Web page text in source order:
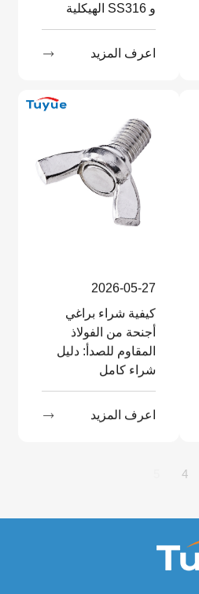
و SS316 الهيكلية
اعرف المزيد 
2026-05-27
كيفية شراء براغي
أجنحة من الفولاذ
المقاوم للصدأ: دليل
شراء كامل
اعرف المزيد 
4